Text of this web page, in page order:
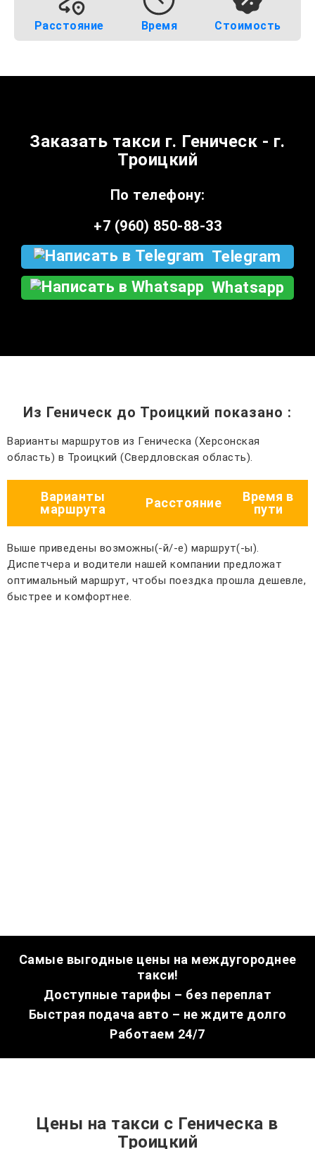
Расстояние Время Стоимость
Заказать такси г. Геническ - г.
Троицкий
По телефону:
+7 (960) 850-88-33
Telegram
Whatsapp
Из Геническ до Троицкий показано :
Варианты маршрутов из Геническа (Херсонская
область) в Троицкий (Свердловская область).
Варианты
маршрута
Расстояние
Время в
пути
Выше приведены возможны(-й/-е) маршрут(-ы).
Диспетчера и водители нашей компании предложат
оптимальный маршрут, чтобы поездка прошла дешевле,
быстрее и комфортнее.
Самые выгодные цены на междугороднее
такси!
Доступные тарифы – без переплат
Быстрая подача авто – не ждите долго
Работаем 24/7
Цены на такси с Геническа в
Троицкий